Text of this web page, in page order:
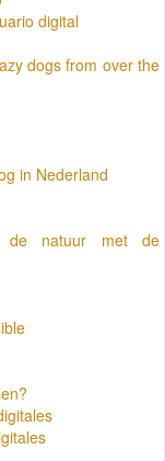
digital
dogs from over the
in Nederland
de natuur met de